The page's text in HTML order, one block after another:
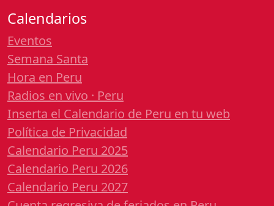
Calendarios
Eventos
Semana Santa
Hora en Peru
Radios en vivo · Peru
Inserta el Calendario de Peru en tu web
Política de Privacidad
Calendario Peru 2025
Calendario Peru 2026
Calendario Peru 2027